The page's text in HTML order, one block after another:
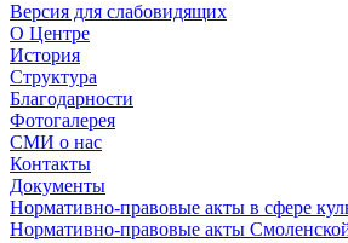
Версия для слабовидящих
О Центре
История
Структура
Благодарности
Фотогалерея
СМИ о нас
Контакты
Документы
Нормативно-правовые акты в сфере
Нормативно-правовые акты